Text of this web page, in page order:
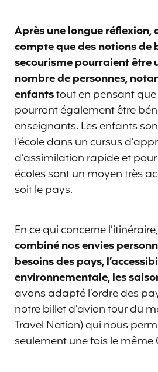
Après une longue réflexion,
compte que des notions de
secourisme pourraient être
nombre de personnes,
enfantstout en pensant
pourront également être
enseignants. Les enfants
l’école dans un cursus
d’assimilation rapide et pour
écoles sont un moyen très
soit le pays.
En ce qui concerne l’itinéraire,
combiné nos envies
besoins des pays,
environnementale, les
avons adapté l’ordre des
notre billet d’avion tour du
Travel Nation) qui nous
seulement une fois le même